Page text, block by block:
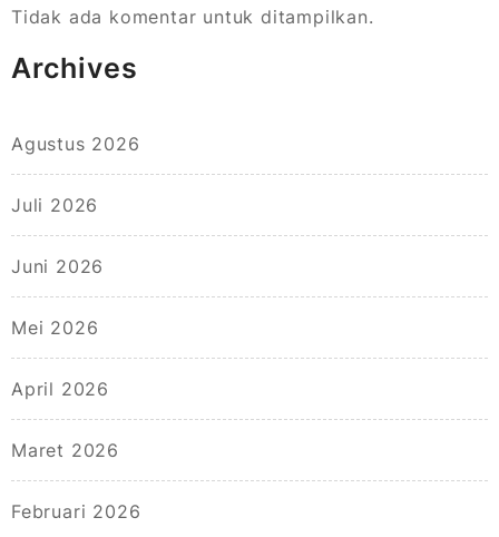
Tidak ada komentar untuk ditampilkan.
Archives
Agustus 2026
Juli 2026
Juni 2026
Mei 2026
April 2026
Maret 2026
Februari 2026